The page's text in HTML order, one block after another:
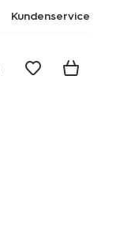
Kundenservice